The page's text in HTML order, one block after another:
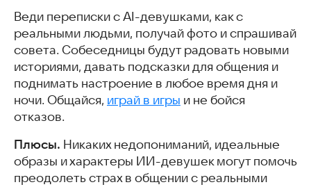
Веди переписки с AI-девушками, как с
реальными людьми, получай фото и спрашивай
совета. Собеседницы будут радовать новыми
историями, давать подсказки для общения и
поднимать настроение в любое время дня и
ночи. Общайся, играй в игры и не бойся
отказов.
Плюсы. Никаких недопониманий, идеальные
образы и характеры ИИ-девушек могут помочь
преодолеть страх в общении с реальными